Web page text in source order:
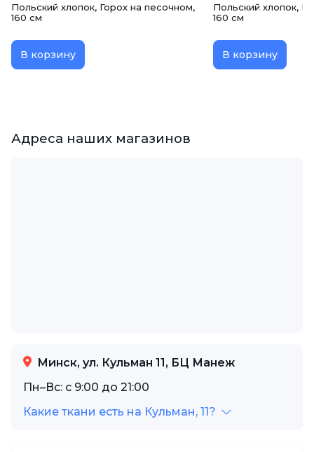
Польский хлопок, Горох на песочном,
160 см
В корзину
Польский хлопок,
160 см
В корзину
Адреса наших магазинов
Минск, ул. Кульман 11, БЦ Манеж
Пн–Вс: с 9:00 до 21:00
Какие ткани есть на Кульман, 11?